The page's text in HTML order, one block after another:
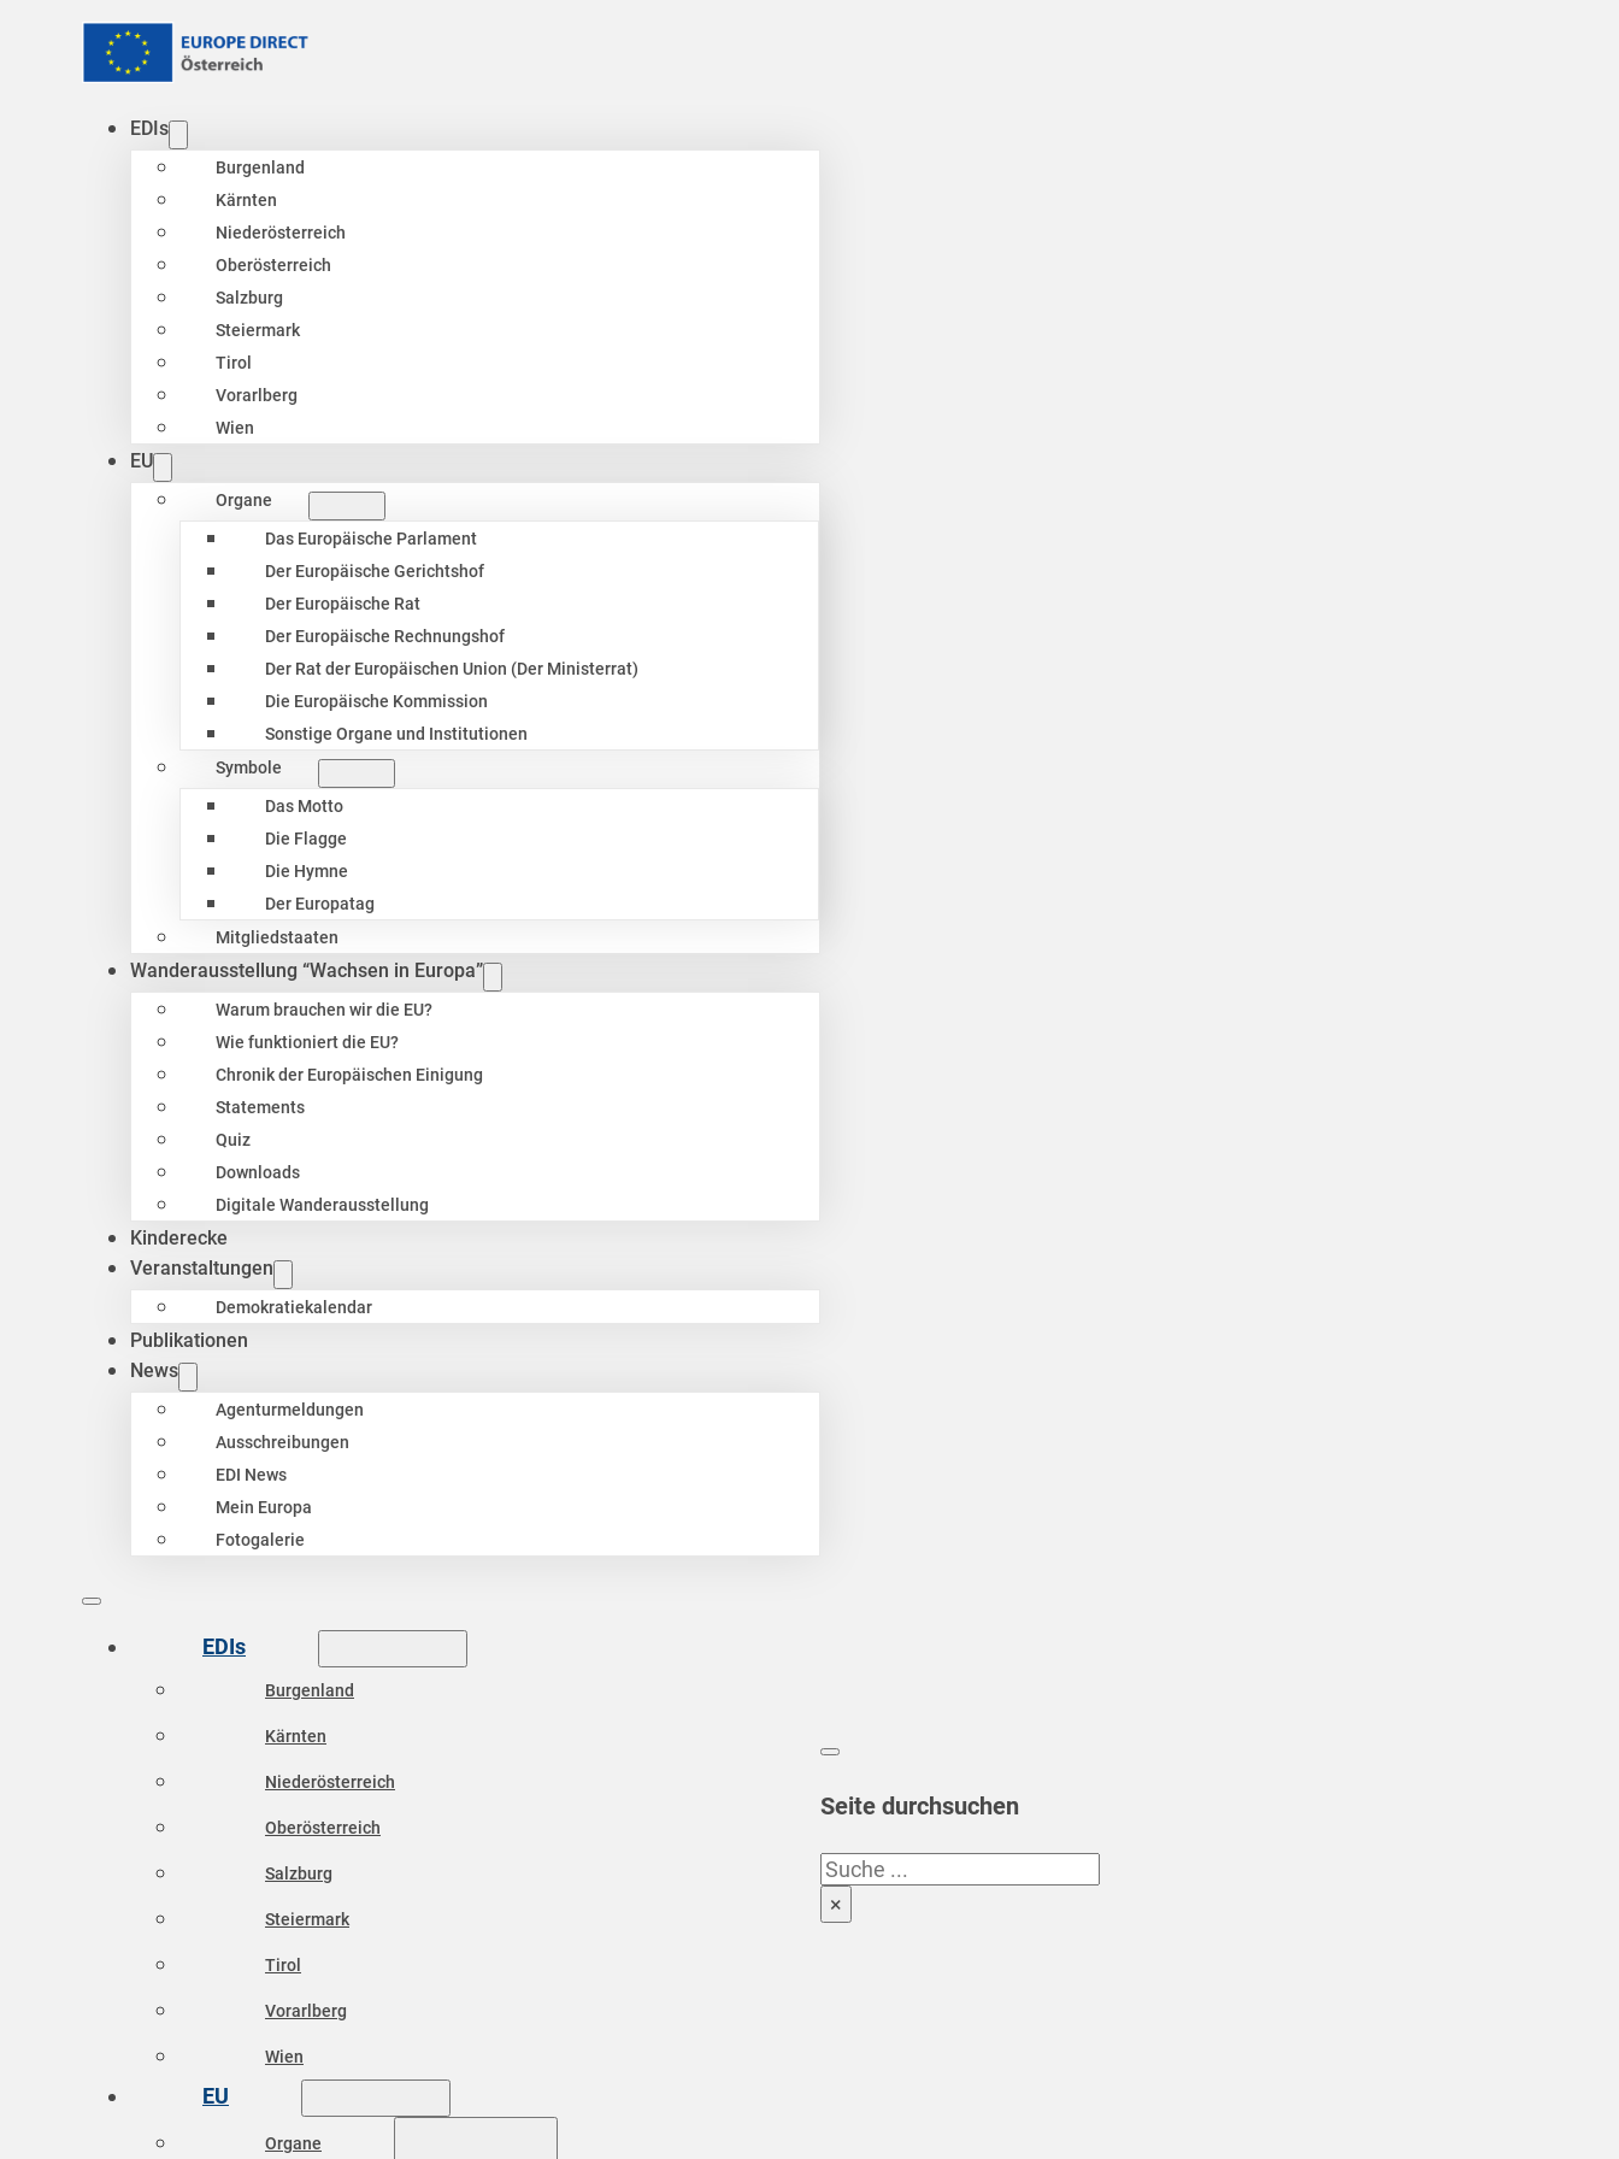
EDIs
Burgenland
Kärnten
Niederösterreich
Oberösterreich
Salzburg
Steiermark
Tirol
Vorarlberg
Wien
EU
Organe
Das Europäische Parlament
Der Europäische Gerichtshof
Der Europäische Rat
Der Europäische Rechnungshof
Der Rat der Europäischen Union (Der Ministerrat)
Die Europäische Kommission
Sonstige Organe und Institutionen
Symbole
Das Motto
Die Flagge
Die Hymne
Der Europatag
Mitgliedstaaten
Wanderausstellung “Wachsen in Europa”
Warum brauchen wir die EU?
Wie funktioniert die EU?
Chronik der Europäischen Einigung
Statements
Quiz
Downloads
Digitale Wanderausstellung
Kinderecke
Veranstaltungen
Demokratiekalendar
Publikationen
News
Agenturmeldungen
Ausschreibungen
EDI News
Mein Europa
Fotogalerie
EDIs
Burgenland
Kärnten
Niederösterreich
Oberösterreich
Salzburg
Steiermark
Tirol
Vorarlberg
Wien
EU
Organe
Seite durchsuchen
Suchen
×